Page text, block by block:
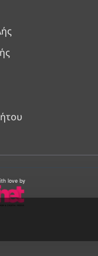
love by